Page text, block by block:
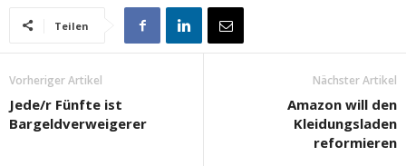
Teilen
Vorheriger Artikel
Jede/r Fünfte ist
Bargeldverweigerer
Nächster Artikel
Amazon will den
Kleidungsladen
reformieren